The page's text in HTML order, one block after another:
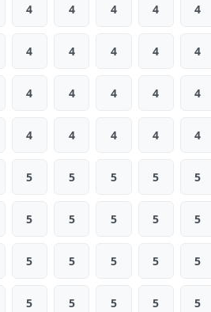
4 4 4 4 4
4 4 4 4 4
4 4 4 4 4
4 4 4 4 4
5 5 5 5 5
5 5 5 5 5
5 5 5 5 5
5 5 5 5 5